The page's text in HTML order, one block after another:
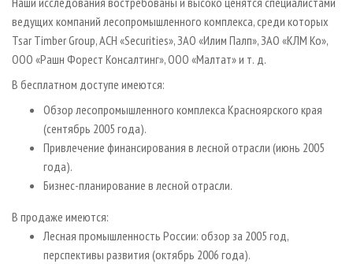
ведущих компаний лесопромышленного комплекса, среди которых
Tsar Timber Group, ACH «Securities», ЗАО «Илим Палп», ЗАО «КЛМ Ко»,
ООО «Рашн Форест Консалтинг», ООО «Малтат» и т. д.
В бесплатном доступе имеются:
Обзор лесопромышленного комплекса Красноярского края
(сентябрь 2005 года).
Привлечение финансирования в лесной отрасли (июнь 2005
года).
Бизнес-планирование в лесной отрасли.
В продаже имеются:
Лесная промышленность России: обзор за 2005 год,
перспективы развития (октябрь 2006 года).